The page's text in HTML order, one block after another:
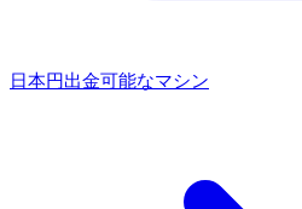
日本円出金可能なマシン